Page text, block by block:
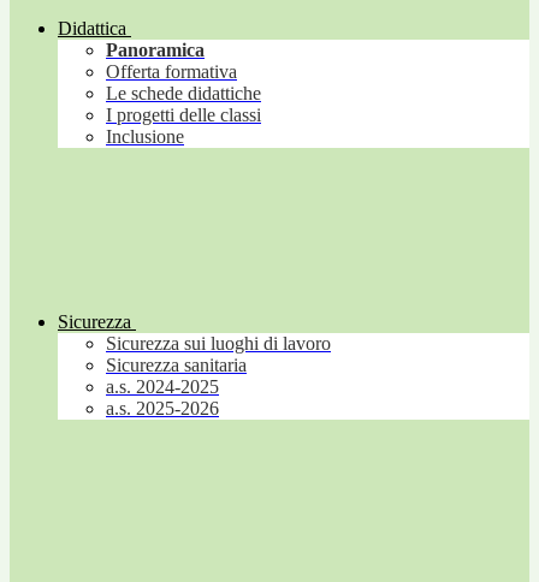
Didattica
Panoramica
Offerta formativa
Le schede didattiche
I progetti delle classi
Inclusione
Sicurezza
Sicurezza sui luoghi di lavoro
Sicurezza sanitaria
a.s. 2024-2025
a.s. 2025-2026